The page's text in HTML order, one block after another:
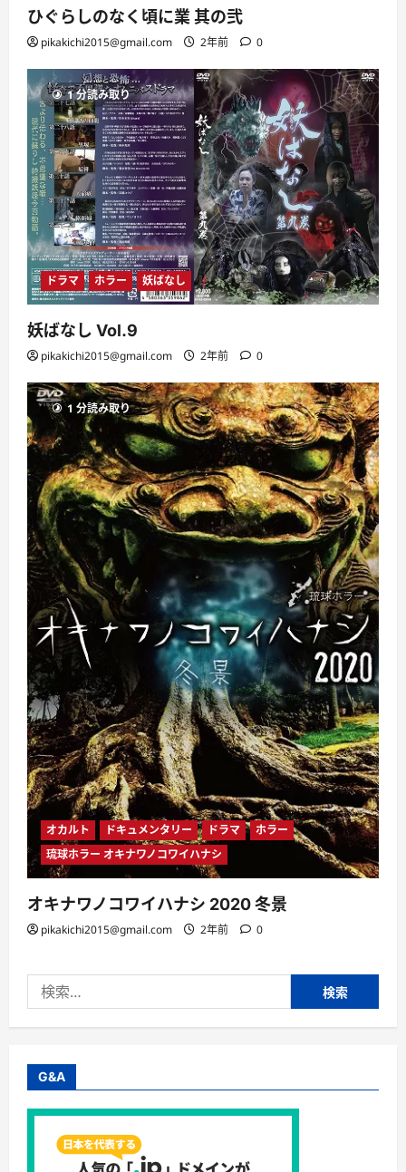
ひぐらしのなく頃に業 其の弐
pikakichi2015@gmail.com 2年前 0
1 分読み取り
ドラマ ホラー 妖ばなし
妖ばなし Vol.9
pikakichi2015@gmail.com 2年前 0
1 分読み取り
オカルト ドキュメンタリー ドラマ
ホラー
琉球ホラー オキナワノコワイハナシ
オキナワノコワイハナシ 2020 冬景
pikakichi2015@gmail.com 2年前 0
索:
G&A